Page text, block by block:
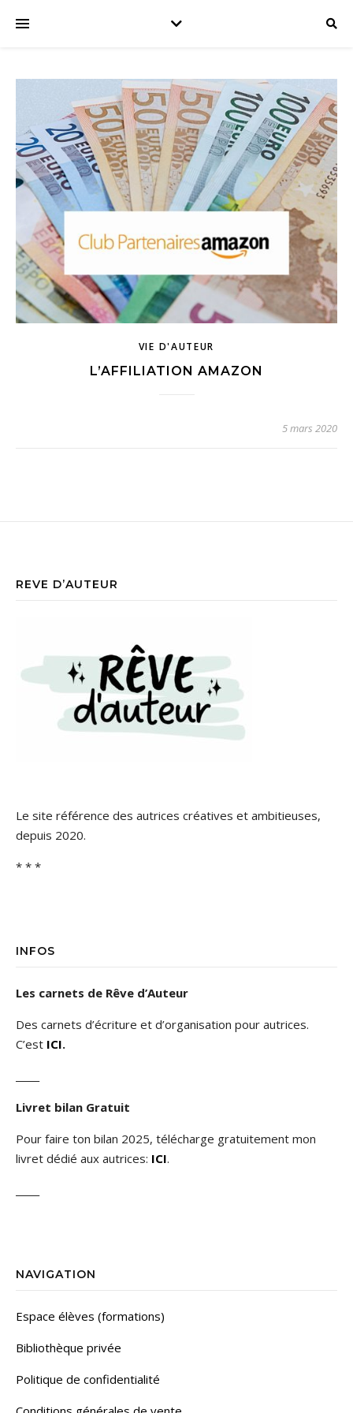
VIE D'AUTEUR
L’AFFILIATION AMAZON
5 mars 2020
REVE D’AUTEUR
Le site référence des autrices créatives et ambitieuses,
depuis 2020.
* * *
INFOS
Les carnets de Rêve d’Auteur
Des carnets d’écriture et d’organisation pour autrices.
C’est ICI.
Livret bilan Gratuit
Pour faire ton bilan 2025, télécharge gratuitement mon
livret dédié aux autrices: ICI.
NAVIGATION
Espace élèves (formations)
Bibliothèque privée
Politique de confidentialité